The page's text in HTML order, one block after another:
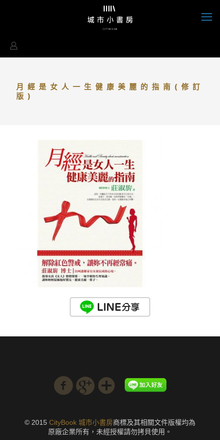
月經是女人一生健康美麗的指南(修訂
版)
© 2015 CityBook 城市小書房商標及其相關文件版權均為
原廠企業所有，未經授權請勿拷貝使用。